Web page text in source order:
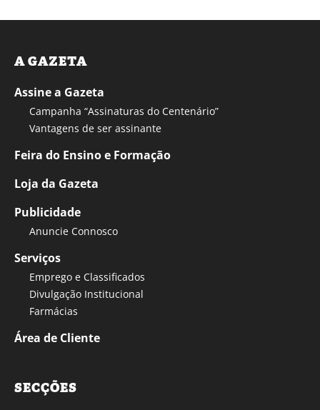
A GAZETA
Assine a Gazeta
Campanha “Assinaturas do Centenário”
Vantagens de ser assinante
Feira do Ensino e Formação
Loja da Gazeta
Publicidade
Anuncie Connosco
Serviços
Emprego e Classificados
Divulgação Institucional
Farmácias
Área de Cliente
SECÇÕES